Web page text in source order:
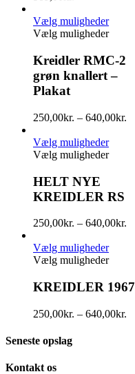
Vælg muligheder
Vælg muligheder
Kreidler RMC-2
grøn knallert –
Plakat
250,00kr. – 640,00kr.
Vælg muligheder
Vælg muligheder
HELT NYE
KREIDLER RS
250,00kr. – 640,00kr.
Vælg muligheder
Vælg muligheder
KREIDLER 1967
250,00kr. – 640,00kr.
Seneste opslag
Kontakt os